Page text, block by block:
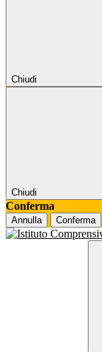
Chiudi
Chiudi
Conferma
Annulla Conferma